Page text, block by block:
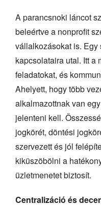
A parancsnoki láncot
beleértve a nonprofit
vállalkozásokat is. Egy
kapcsolataira utal. Itt a
feladatokat, és
Ahelyett, hogy több
alkalmazottnak van
jelenteni kell.
jogkörét, döntési
szervezett és jól
kiküszöbölni a
üzletmenetet biztosít.
Centralizáció és